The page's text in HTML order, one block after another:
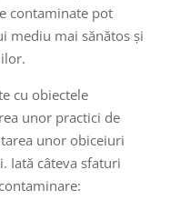
contaminate pot
mediu mai sănătos și
cu obiectele
unor practici de
unor obiceiuri
Iată câteva sfaturi